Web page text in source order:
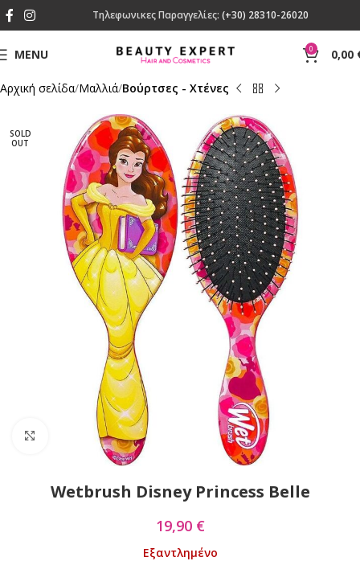
Τηλεφωνικες Παραγγελίες: (+30) 28310-26020
MENU 0 0,00
Αρχική σελίδα Μαλλιά Βούρτσες - Χτένες
SOLD
OUT
Click to enlarge
Wetbrush Disney Princess Belle
19,90 €
Εξαντλημένο